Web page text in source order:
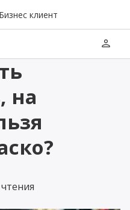
Бизнес клиент
person
на